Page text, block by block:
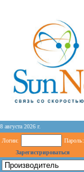
8 августа 2026 г.
Логин:
Пароль:
Зарегистрироваться